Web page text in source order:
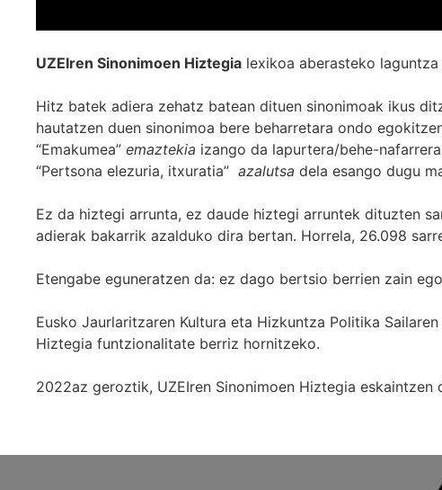
UZEIren Sinonimoen Hiztegia lexikoa aberasteko
Hitz batek adiera zehatz batean dituen sinonimoak ikus
hautatzen duen sinonimoa bere beharretara ondo
“Emakumea” emaztekia izango da lapurtera/behe-
“Pertsona elezuria, itxuratia” azalutsa dela esango dugu
Ez da hiztegi arrunta, ez daude hiztegi arruntek dituzten
adierak bakarrik azalduko dira bertan. Horrela, 26.098
Etengabe eguneratzen da: ez dago bertsio berrien zain
Eusko Jaurlaritzaren Kultura eta Hizkuntza Politika
Hiztegia funtzionalitate berriz hornitzeko.
2022az geroztik, UZEIren Sinonimoen Hiztegia